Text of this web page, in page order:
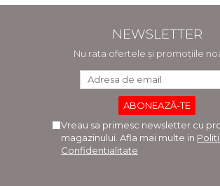
NEWSLETTER
Nu rata ofertele și promoțiile
Vreau sa primesc newsletter cu
magazinului. Afla mai multe in
Confidentialitate